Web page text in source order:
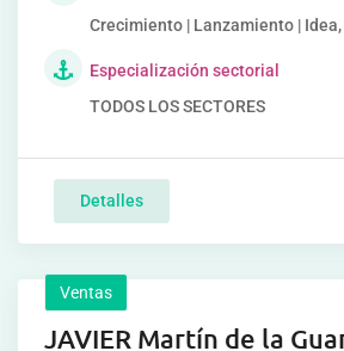
Crecimiento | Lanzamiento |
Especialización sectorial
TODOS LOS SECTORES
Detalles
Ventas
JAVIER Martín de la